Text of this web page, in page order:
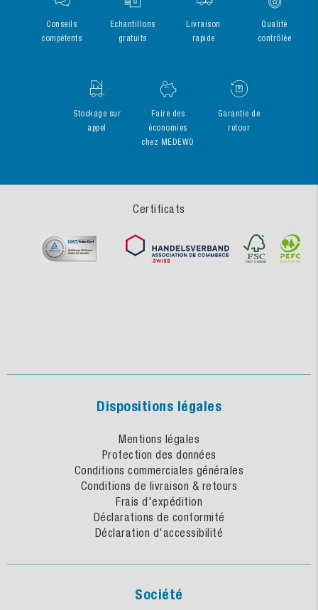
Conseils
compétents
Echantillons
gratuits
Livraison
rapide
Qualité
contrôlée
Stockage sur
appel
Faire des
économies
chez MEDEWO
Garantie de
retour
Certificats
Dispositions légales
Mentions légales
Protection des données
Conditions commerciales générales
Conditions de livraison & retours
Frais d'expédition
Déclarations de conformité
Déclaration d'accessibilité
Société